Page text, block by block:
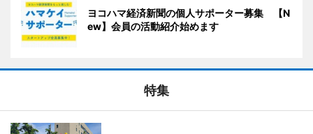
ヨコハマ経済新聞の個人サポーター募集 【N
ew】会員の活動紹介始めます
特集